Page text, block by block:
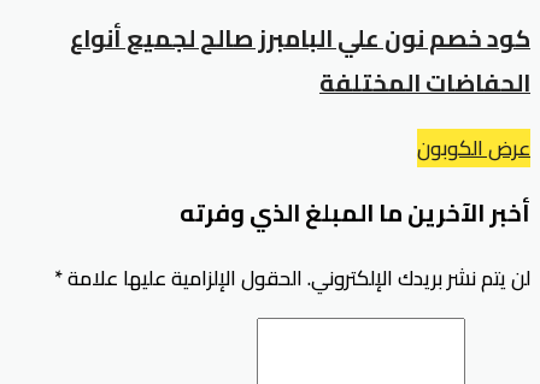
كود خصم نون علي البامبرز صالح لجميع أنواع
الحفاضات المختلفة
عرض الكوبون
أخبر الآخرين ما المبلغ الذي وفرته
لن يتم نشر بريدك الإلكتروني.الحقول الإلزامية عليها علامة*